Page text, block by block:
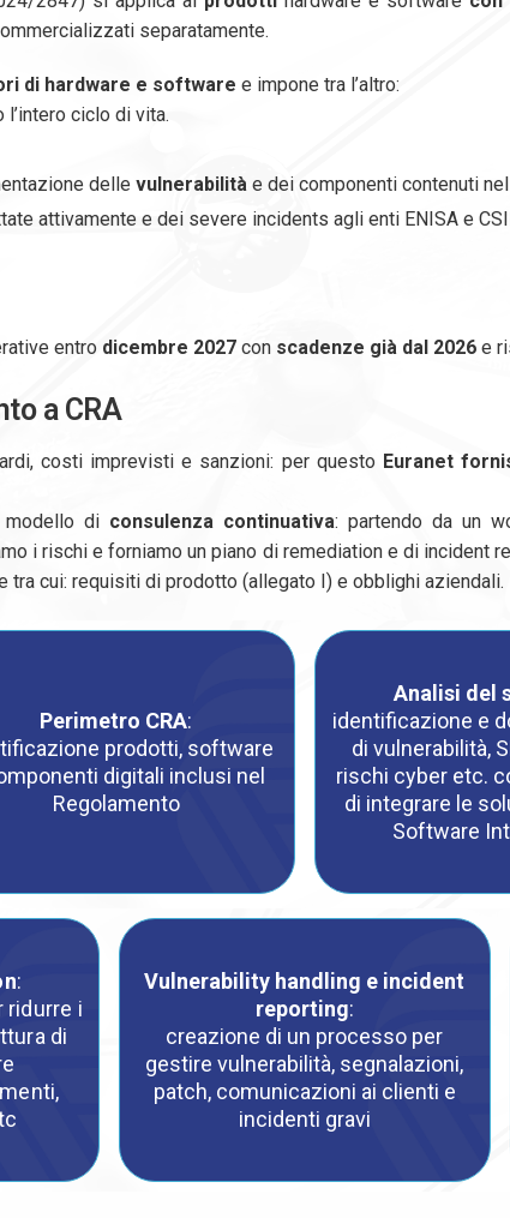
separatamente.
di hardware e software e impone tra l’altro:
ciclo di vita.
delle vulnerabilità e dei componenti contenuti
attivamente e dei severe incidents agli enti ENISA e
entro dicembre 2027 con scadenze già dal 2026 e
a CRA
costi imprevisti e sanzioni: per questo Euranet
modello di consulenza continuativa: partendo da un
i rischi e forniamo un piano di remediation e di incident
cui: requisiti di prodotto (allegato I) e obblighi aziendali.
Perimetro CRA:
prodotti, software
digitali inclusi nel
Regolamento
Analisi del
identificazione e
di vulnerabilità,
rischi cyber etc.
di integrare le
Software
:
ridurre i
di
Vulnerability handling e incident
reporting:
creazione di un processo per
gestire vulnerabilità, segnalazioni,
patch, comunicazioni ai clienti e
incidenti gravi